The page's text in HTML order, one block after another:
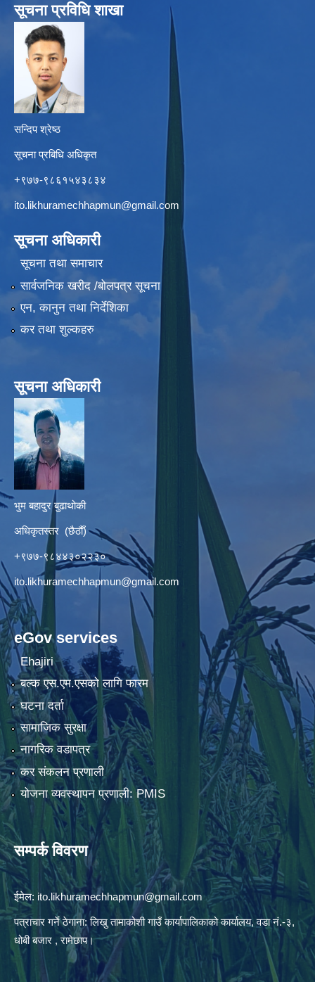
सूचना प्रविधि शाखा
सन्दिप श्रेष्ठ
सूचना प्रबिधि अधिकृत
+९७७-९८६१५४३८३४
ito.likhuramechhapmun@gmail.com
सूचना अधिकारी
सूचना तथा समाचार
सार्वजनिक खरीद /बोलपत्र सूचना
एन, कानुन तथा निर्देशिका
कर तथा शुल्कहरु
सूचना अधिकारी
भुम बहादुर बुढाथोकी
अधिकृतस्तर (छैठौँ)
+९७७-९८४४३०२२३०
ito.likhuramechhapmun@gmail.com
eGov services
Ehajiri
बल्क एस.एम.एसको लागि फारम
घटना दर्ता
सामाजिक सुरक्षा
नागरिक वडापत्र
कर संकलन प्रणाली
योजना व्यवस्थापन प्रणाली: PMIS
सम्पर्क विवरण
ईमेल: ito.likhuramechhapmun@gmail.com
पत्राचार गर्ने ठेगाना: लिखु तामाकोशी गाउँ कार्यापालिकाको कार्यालय, वडा नं.-३,
धोबी बजार , रामेछाप।